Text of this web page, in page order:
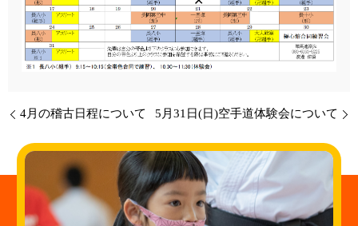
4月の稽古日程について 5月31日(日)空手道体験会について